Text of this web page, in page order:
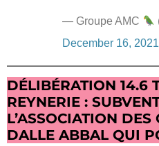
— Groupe AMC
December 16, 2021
DÉLIBÉRATION 14.6
REYNERIE :
L’ASSOCIATION
DALLE ABBAL QUI